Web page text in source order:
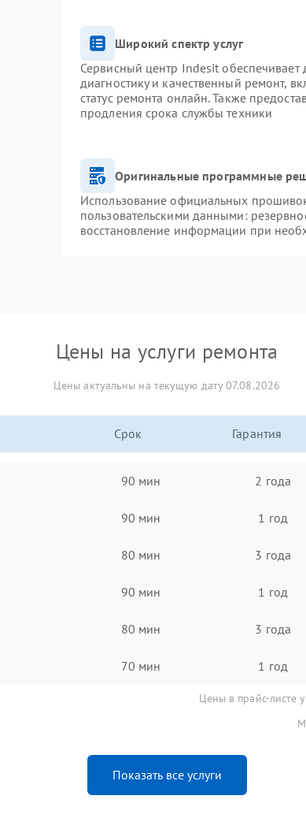
Широкий спектр услуг
Сервисный центр Indesit обеспечивает
диагностику и качественный ремонт,
статус ремонта онлайн. Также
продления срока службы техники
Оригинальные программные
Использование официальных
пользовательскими данными:
восстановление информации при
Цены на услуги ремонта
Цены актуальны на текущую дату 07.08.2026
Срок Гарантия
90 мин 2 года
90 мин 1 год
80 мин 3 года
90 мин 1 год
80 мин 3 года
70 мин 1 год
Цены в прайс-листе
Показать все услуги